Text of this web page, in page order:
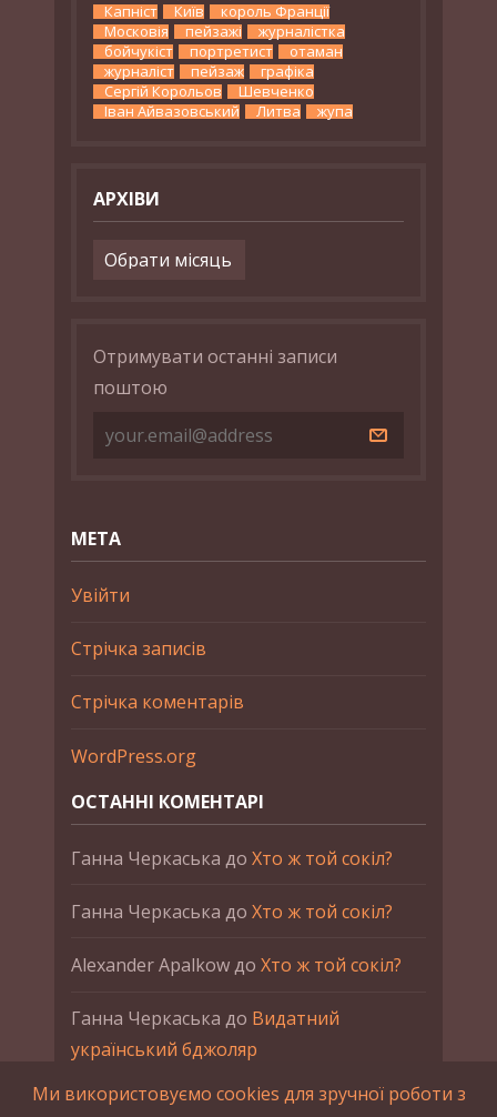
Капніст
Київ
король Франції
Московія
пейзажі
журналістка
бойчукіст
портретист
отаман
журналіст
пейзаж
графіка
Сергій Корольов
Шевченко
Іван Айвазовський
Литва жупа
АРХІВИ
Архіви
Отримувати останні записи
поштою
МЕТА
Увійти
Стрічка записів
Стрічка коментарів
WordPress.org
ОСТАННІ КОМЕНТАРІ
Ганна Черкаська до Хто ж той сокіл?
Ганна Черкаська до Хто ж той сокіл?
Alexander Apalkowдо Хто ж той сокіл?
Ганна Черкаська до Видатний
український бджоляр
Ганна ЧеркаськадоПетро Франко
Ми використовуємо cookies для зручної роботи з